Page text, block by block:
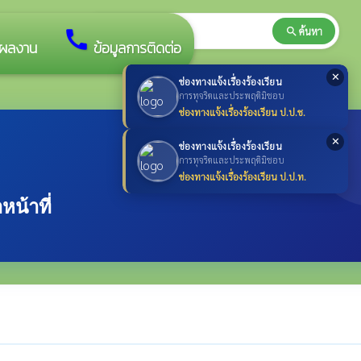
✕
ช่องทางแจ้งเรื่องร้องเรียน
การทุจริตและประพฤติมิชอบ
ช่องทางแจ้งเรื่องร้องเรียน ป.ป.ช.
✕
ช่องทางแจ้งเรื่องร้องเรียน
การทุจริตและประพฤติมิชอบ
ช่องทางแจ้งเรื่องร้องเรียน ป.ป.ท.
ลงาน call ข้อมูลการติดต่อ
search ค้นหา
หน้าที่